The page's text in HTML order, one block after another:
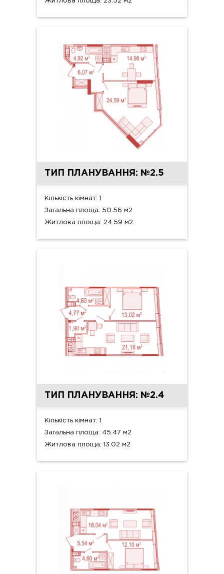
ТИП ПЛАНУВАННЯ: №2.5
Кількість кімнат: 1
Загальна площа: 50.56 м2
Житлова площа: 24.59 м2
ТИП ПЛАНУВАННЯ: №2.4
Кількість кімнат: 1
Загальна площа: 45.47 м2
Житлова площа: 13.02 м2